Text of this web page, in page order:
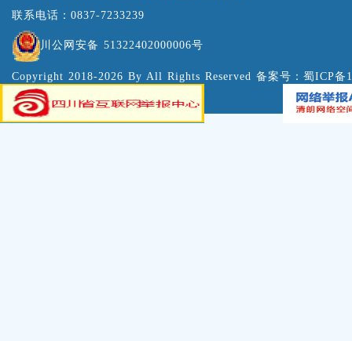
联系电话：0837-7233239
川公网安备 51322402000006号
Copyright 2018-2026 By All Rights Reserved 备案号： 蜀ICP备